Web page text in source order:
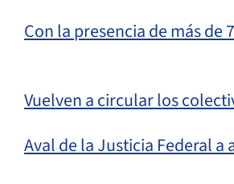
Con la presencia de más de
Vuelven a circular los
Aval de la Justicia Federal